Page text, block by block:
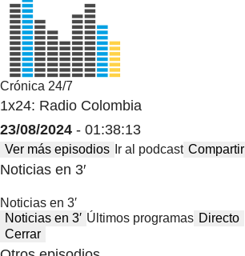
Crónica 24/7
1x24: Radio Colombia
23/08/2024 - 01:38:13
Ver más episodios Ir al podcast Compartir
Noticias en 3′
Noticias en 3′
Noticias en 3′ Últimos programas Directo
Cerrar